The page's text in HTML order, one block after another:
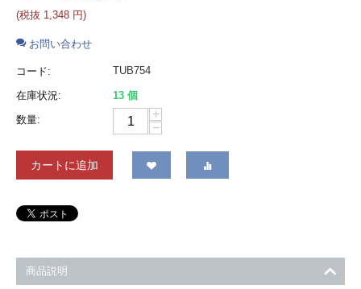
(税抜 1,348 円)
お問い合わせ
コード: TUB754
在庫状況:
13 個
数量:
+
−
カートに追加
商品説明